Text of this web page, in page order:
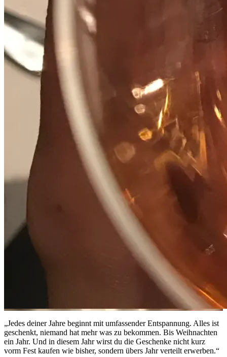
„Jedes deiner Jahre beginnt mit umfassender Entspannung. Alles ist
geschenkt, niemand hat mehr was zu bekommen. Bis Weihnachten
ein Jahr. Und in diesem Jahr wirst du die Geschenke nicht kurz
vorm Fest kaufen wie bisher, sondern übers Jahr verteilt erwerben.“